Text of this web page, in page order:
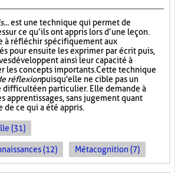
est une technique qui permet de
sur ce qu’ils ont appris lors d’une leçon.
à réfléchir spécifiquement aux
pour ensuite les exprimer par écrit puis,
développent ainsi leur capacité à
les concepts importants. Cette technique
réflexionpuisqu'elle ne cible pas un
difficulté en particulier. Elle demande à
apprentissages, sans jugement quant
de ce qui a été appris.
(31)
(12) Métacognition (7)